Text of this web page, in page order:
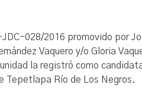
028/2016 promovido por
Vaquero y/o Gloria
la registró como
Tepetlapa Río de Los Negros.